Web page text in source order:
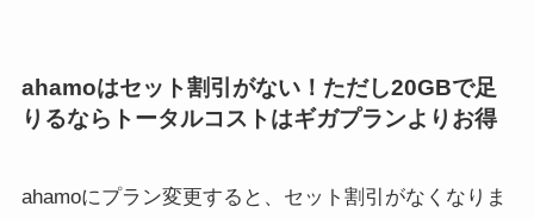
ahamoはセット割引がない！ただし20GBで足
りるならトータルコストはギガプランよりお得
ahamoにプラン変更すると、セット割引がなくなりま